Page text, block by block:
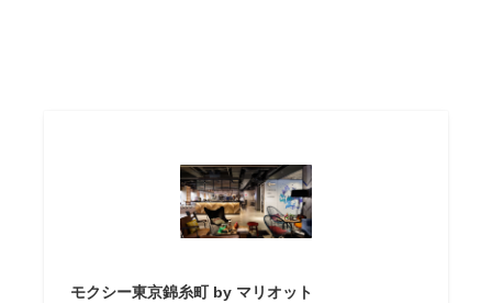
モクシー東京錦糸町 by マリオット